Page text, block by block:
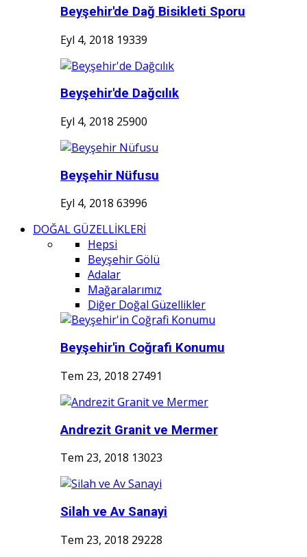
Beyşehir'de Dağ Bisikleti Sporu
Eyl 4, 2018 19339
Beyşehir'de Dağcılık
Eyl 4, 2018 25900
Beyşehir Nüfusu
Eyl 4, 2018 63996
DOĞAL GÜZELLİKLERİ
Hepsi
Beyşehir Gölü
Adalar
Mağaralarımız
Diğer Doğal Güzellikler
Beyşehir'in Coğrafi Konumu
Tem 23, 2018 27491
Andrezit Granit ve Mermer
Tem 23, 2018 13023
Silah ve Av Sanayi
Tem 23, 2018 29228